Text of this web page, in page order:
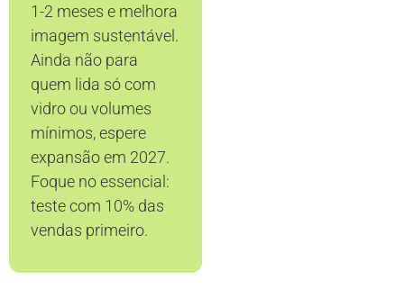
1-2 meses e melhora
imagem sustentável.
Ainda não para
quem lida só com
vidro ou volumes
mínimos, espere
expansão em 2027.
Foque no essencial:
teste com 10% das
vendas primeiro.